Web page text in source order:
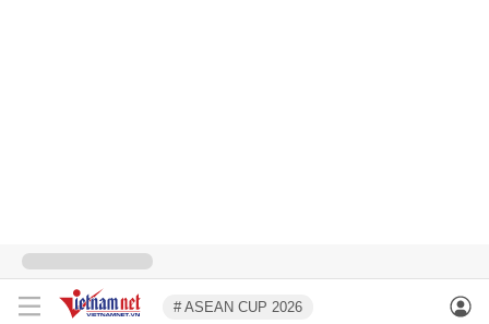
# ASEAN CUP 2026